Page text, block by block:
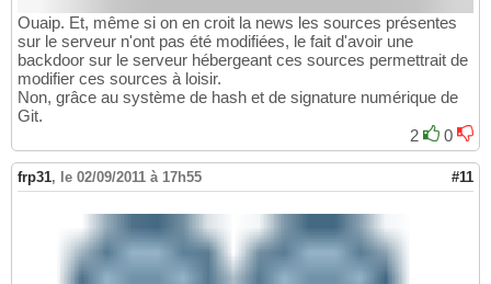
Ouaip. Et, même si on en croit la news les sources présentes
sur le serveur n'ont pas été modifiées, le fait d'avoir une
backdoor sur le serveur hébergeant ces sources permettrait de
modifier ces sources à loisir.
Non, grâce au système de hash et de signature numérique de
Git.
2
0
frp31, le 02/09/2011 à 17h55 #11